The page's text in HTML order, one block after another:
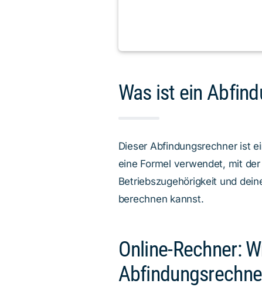
Was ist ein
Dieser Abfindungsrechner ist
eine Formel verwendet, mit
Betriebszugehörigkeit und
berechnen kannst.
Online-Rechner: